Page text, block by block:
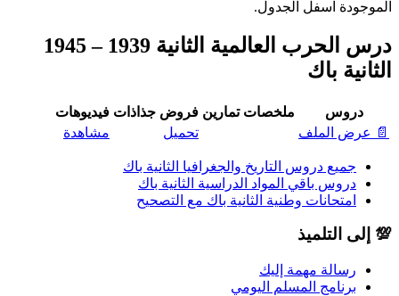
الموجودة اسفل الجدول.
درس الحرب العالمية الثانية 1939 – 1945
الثانية باك
دروس ملخصات تمارين فروض جذاذات فيديوهات
📄 عرض الملف
تحميل مشاهدة
جميع دروس التاريخ والجغرافيا الثانية باك
دروس باقي المواد الدراسية الثانية باك
امتحانات وطنية الثانية باك مع التصحيح
💯 إلى التلميذ
رسالة مهمة إليك
برنامج المسلم اليومي